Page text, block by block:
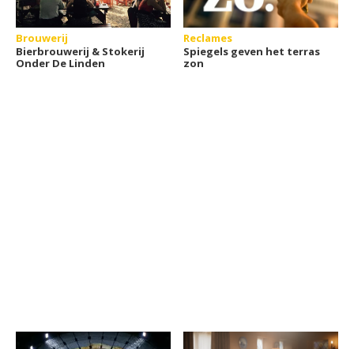
Brouwerij
Bierbrouwerij & Stokerij
Onder De Linden
Reclames
Spiegels geven het terras
zon